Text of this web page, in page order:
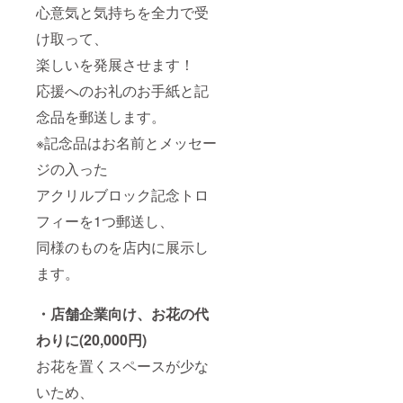
心意気と気持ちを全力で受
け取って、
楽しいを発展させます！
応援へのお礼のお手紙と記
念品を郵送します。
※記念品はお名前とメッセー
ジの入った
アクリルブロック記念トロ
フィーを1つ郵送し、
同様のものを店内に展示し
ます。
・店舗企業向け、お花の代
わりに(20,000円)
お花を置くスペースが少な
いため、